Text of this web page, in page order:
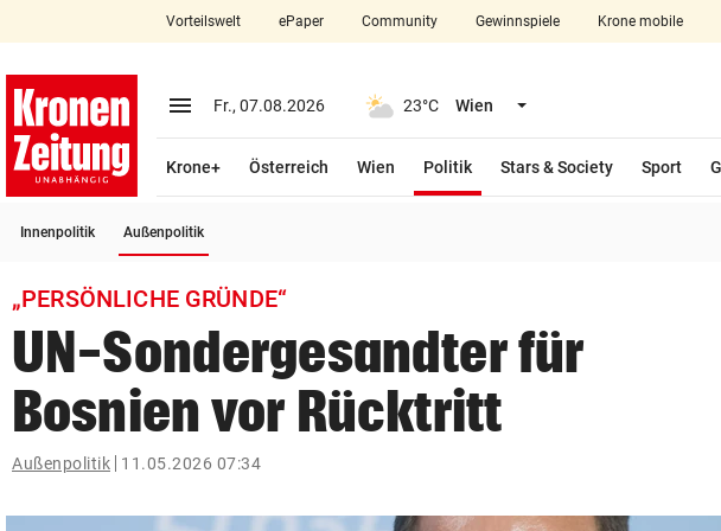
closeSchließen
account_circle Anmelden
arrow_right
bookmark
search
Suchbegriff
eingeben
Vorteilswelt ePaper Community Gewinnspiele Krone mobile
menu Menü aufklappen
Fr., 07.08.2026 23°C Wien Menü aufklappen
Krone+ Österreich Wien Politik
Stars & Society
Sport
Innenpolitik Außenpolitik
„PERSÖNLICHE GRÜNDE“
UN-Sondergesandter für
Bosnien vor Rücktritt
Außenpolitik 11.05.2026 07:34